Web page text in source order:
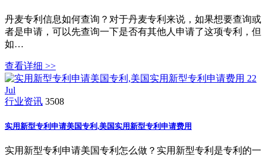
丹麦专利信息如何查询？对于丹麦专利来说，如果想要查询或
者是申请，可以先查询一下是否有其他人申请了这项专利，但
如…
查看详细 >>
22
Jul
行业资讯 3508
​实用新型专利申请美国专利,美国实用新型专利申请费用
实用新型专利申请美国专利怎么做？实用新型专利是专利的一